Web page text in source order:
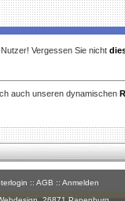
Vergessen Sie nicht
auch unseren dynamischen
:: AGB :: Anmelden